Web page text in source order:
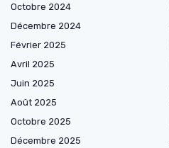
Octobre 2024
Décembre 2024
Février 2025
Avril 2025
Juin 2025
Août 2025
Octobre 2025
Décembre 2025